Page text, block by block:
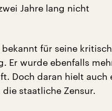
Jahre lang nicht
für seine
Er wurde ebenfalls
Doch daran hielt auch
staatliche Zensur.